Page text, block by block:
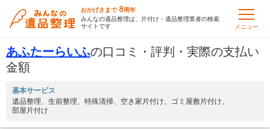
おかげさまで 8周年
みんなの遺品整理は、片付け・遺品整理業者の検索
サイトです
メニュー
あふたーらいふの口コミ・評判・実際の支払い
金額
基本サービス
遺品整理
生前整理 特殊清掃 空き家片付け
ゴミ屋敷片付け
部屋片付け